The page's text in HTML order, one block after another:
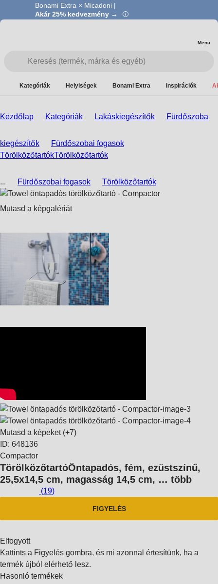
Bonami Extra × Micadoni |
Akár 25% kedvezmény →
Menu
Kategóriák Helyiségek Bonami Extra Inspirációk
Kezdőlap Kategóriák Lakáskiegészítők Fürdőszoba
kiegészítők
Fürdőszobai fogasok
TörölközőtartókTörölközőtartók
... Fürdőszobai fogasok Törölközőtartók
Mutasd a képgalériát
Mutasd a képeket(+7)
ID: 648136
Compactor
TörölközőtartóÖntapadós, fém, ezüstszínű,
25,5x14,5 cm, magasság 14,5 cm, … több
(19)
FIGYELÉS
Elfogyott
Kattints a Figyelés gombra, és mi azonnal értesítünk, ha a
termék újból elérhető lesz.
Hasonló termékek